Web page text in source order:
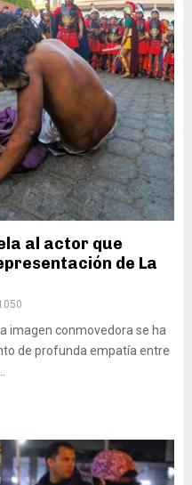
al actor que
de La
imagen conmovedora se ha
de profunda empatía entre